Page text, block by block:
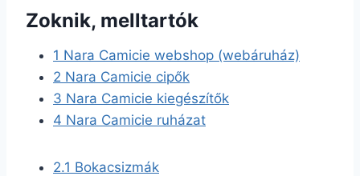
Zoknik, melltartók
1 Nara Camicie webshop (webáruház)
2 Nara Camicie cipők
3 Nara Camicie kiegészítők
4 Nara Camicie ruházat
2.1 Bokacsizmák